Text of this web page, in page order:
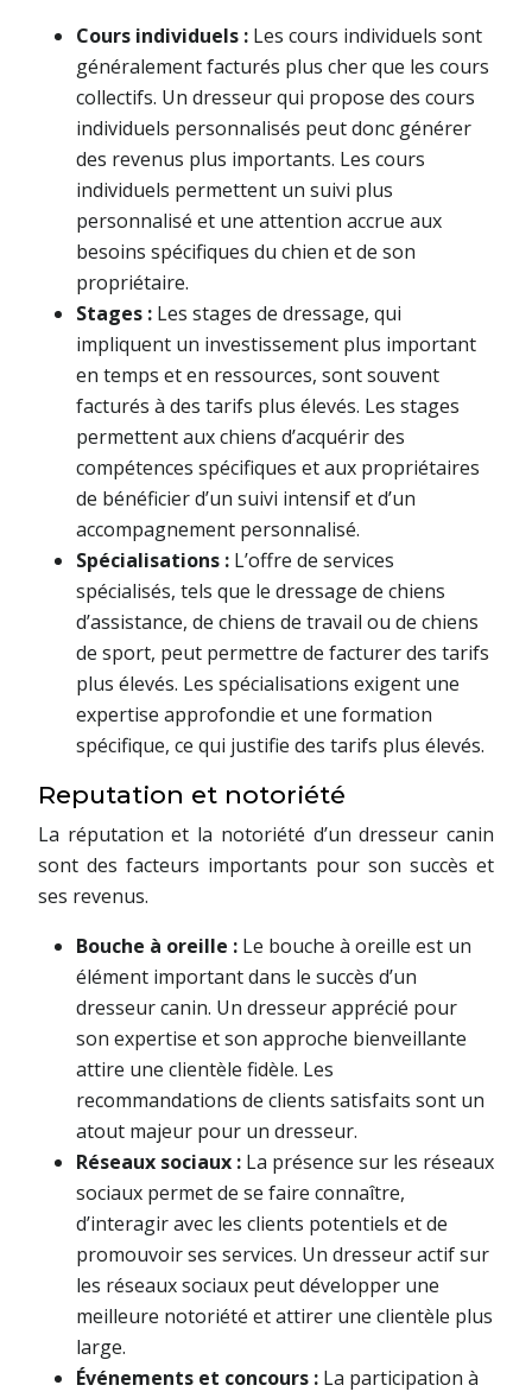
Cours individuels : Les cours individuels sont
généralement facturés plus cher que les cours
collectifs. Un dresseur qui propose des cours
individuels personnalisés peut donc générer
des revenus plus importants. Les cours
individuels permettent un suivi plus
personnalisé et une attention accrue aux
besoins spécifiques du chien et de son
propriétaire.
Stages : Les stages de dressage, qui
impliquent un investissement plus important
en temps et en ressources, sont souvent
facturés à des tarifs plus élevés. Les stages
permettent aux chiens d’acquérir des
compétences spécifiques et aux propriétaires
de bénéficier d’un suivi intensif et d’un
accompagnement personnalisé.
Spécialisations : L’offre de services
spécialisés, tels que le dressage de chiens
d’assistance, de chiens de travail ou de chiens
de sport, peut permettre de facturer des tarifs
plus élevés. Les spécialisations exigent une
expertise approfondie et une formation
spécifique, ce qui justifie des tarifs plus élevés.
Reputation et notoriété
La réputation et la notoriété d’un dresseur canin
sont des facteurs importants pour son succès et
ses revenus.
Bouche à oreille : Le bouche à oreille est un
élément important dans le succès d’un
dresseur canin. Un dresseur apprécié pour
son expertise et son approche bienveillante
attire une clientèle fidèle. Les
recommandations de clients satisfaits sont un
atout majeur pour un dresseur.
Réseaux sociaux : La présence sur les réseaux
sociaux permet de se faire connaître,
d’interagir avec les clients potentiels et de
promouvoir ses services. Un dresseur actif sur
les réseaux sociaux peut développer une
meilleure notoriété et attirer une clientèle plus
large.
Événements et concours : La participation à